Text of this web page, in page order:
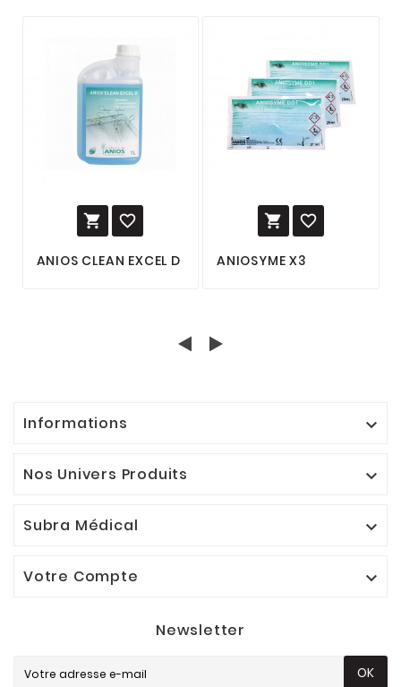
 
ANIOS CLEAN EXCEL D
 
ANIOSYME X3
Informations 
Nos Univers Produits 
Subra Médical 
Votre Compte 
Newsletter
OK